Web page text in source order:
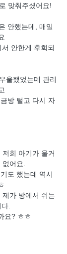
맞춰주셨어요!
안했는데, 매일
안한게 후회되
울했었는데 관리
방 털고 다시 자
희 아기가 울거
없어요.
도 했는데 역시
가 방에서 쉬는
.
요? ㅎㅎ